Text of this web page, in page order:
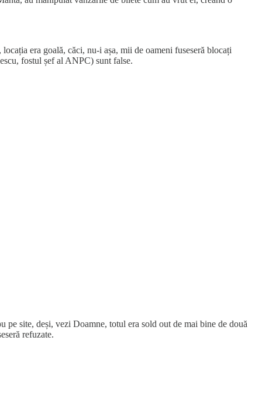
era goală, căci, nu-i așa, mii de oameni fuseseră blocați
fostul șef al ANPC) sunt false.
site, deși, vezi Doamne, totul era sold out de mai bine de două
refuzate.